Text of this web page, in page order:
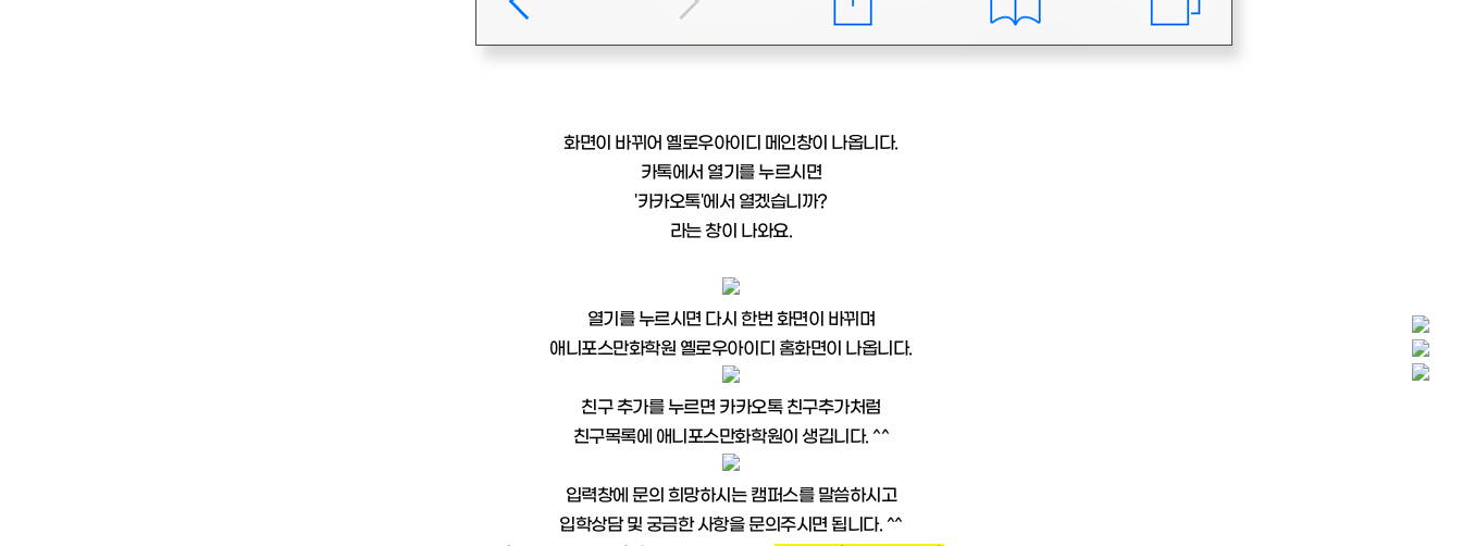
화면이 바뀌어 옐로우아이디 메인창이 나옵니다.
카톡에서 열기를 누르시면
'카카오톡'에서 열겠습니까?
라는 창이 나와요.
열기를 누르시면 다시 한번 화면이 바뀌며
애니포스만화학원 옐로우아이디 홈화면이 나옵니다.
친구 추가를 누르면 카카오톡 친구추가처럼
친구목록에 애니포스만화학원이 생깁니다. ^^
입력창에 문의 희망하시는 캠퍼스를 말씀하시고
입학상담 및 궁금한 사항을 문의주시면 됩니다. ^^